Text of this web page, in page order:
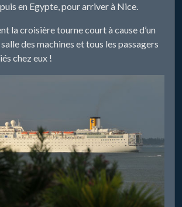
en Egypte, pour arriver à Nice.
la croisière tourne court à cause d’un
des machines et tous les passagers
chez eux !